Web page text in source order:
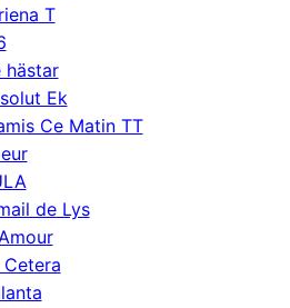
T
hästar
Ek
Ce Matin TT
de Lys
Cetera